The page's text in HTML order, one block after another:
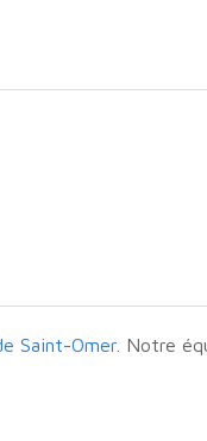
Saint-Omer. Notre